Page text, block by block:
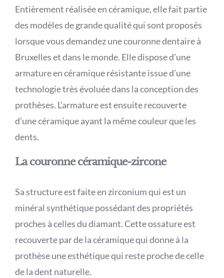
Entièrement réalisée en céramique, elle fait partie
des modèles de grande qualité qui sont proposés
lorsque vous demandez une couronne dentaire à
Bruxelles et dans le monde. Elle dispose d’une
armature en céramique résistante issue d’une
technologie très évoluée dans la conception des
prothèses. L’armature est ensuite recouverte
d’une céramique ayant la même couleur que les
dents.
La couronne céramique-zircone
Sa structure est faite en zirconium qui est un
minéral synthétique possédant des propriétés
proches à celles du diamant. Cette ossature est
recouverte par de la céramique qui donne à la
prothèse une esthétique qui reste proche de celle
de la dent naturelle.